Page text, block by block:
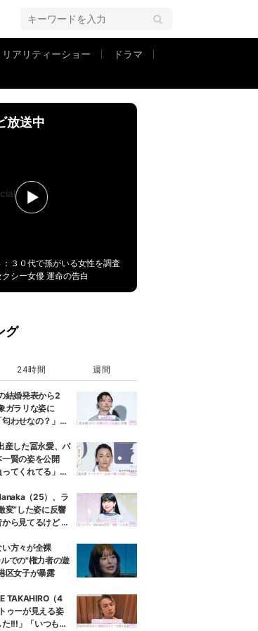
リアリティーショー
ドラマ
放送中
：３０代で孫がいる女性を調査
クシー女優 運命の告白
グ
24時間 週間
結婚発表から2
ガラリな姿に
匂わせなの？」な
産した冨永愛、パ
賢の姿を公開
ってくれてる」感
（25）、ラ
変”した姿に反響
から見てるけど 最
い方々が全裸
での"権力者の遊
区女子が暴露
TAKAHIRO（4
ゥーが見える姿
!!!」「いつもと